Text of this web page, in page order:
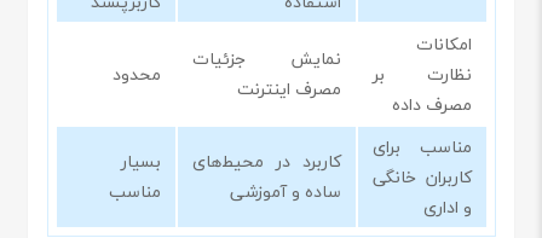
امکانات
نظارت بر
مصرف داده
نمایش جزئیات
مصرف اینترنت
محدود
مناسب برای
کاربران خانگی
و اداری
کاربرد در محیط‌های
ساده و آموزشی
بسیار
مناسب